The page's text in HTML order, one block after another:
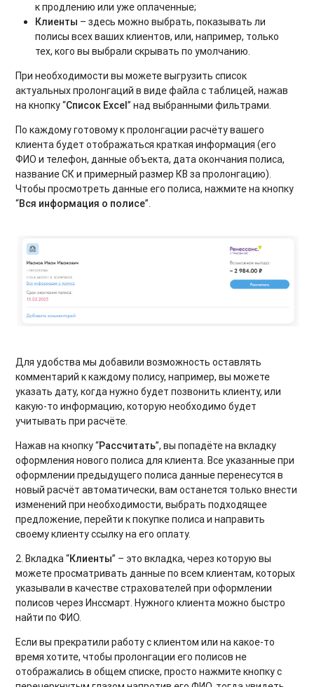
к продлению или уже оплаченные;
Клиенты – здесь можно выбрать, показывать ли
полисы всех ваших клиентов, или, например, только
тех, кого вы выбрали скрывать по умолчанию.
При необходимости вы можете выгрузить список
актуальных пролонгаций в виде файла с таблицей, нажав
на кнопку “Список Excel” над выбранными фильтрами.
По каждому готовому к пролонгации расчёту вашего
клиента будет отображаться краткая информация (его
ФИО и телефон, данные объекта, дата окончания полиса,
название СК и примерный размер КВ за пролонгацию).
Чтобы просмотреть данные его полиса, нажмите на кнопку
“Вся информация о полисе”.
Для удобства мы добавили возможность оставлять
комментарий к каждому полису, например, вы можете
указать дату, когда нужно будет позвонить клиенту, или
какую-то информацию, которую необходимо будет
учитывать при расчёте.
Нажав на кнопку “Рассчитать”, вы попадёте на вкладку
оформления нового полиса для клиента. Все указанные при
оформлении предыдущего полиса данные перенесутся в
новый расчёт автоматически, вам останется только внести
изменений при необходимости, выбрать подходящее
предложение, перейти к покупке полиса и направить
своему клиенту ссылку на его оплату.
2. Вкладка “Клиенты” – это вкладка, через которую вы
можете просматривать данные по всем клиентам, которых
указывали в качестве страхователей при оформлении
полисов через Инссмарт. Нужного клиента можно быстро
найти по ФИО.
Если вы прекратили работу с клиентом или на какое-то
время хотите, чтобы пролонгации его полисов не
отображались в общем списке, просто нажмите кнопку с